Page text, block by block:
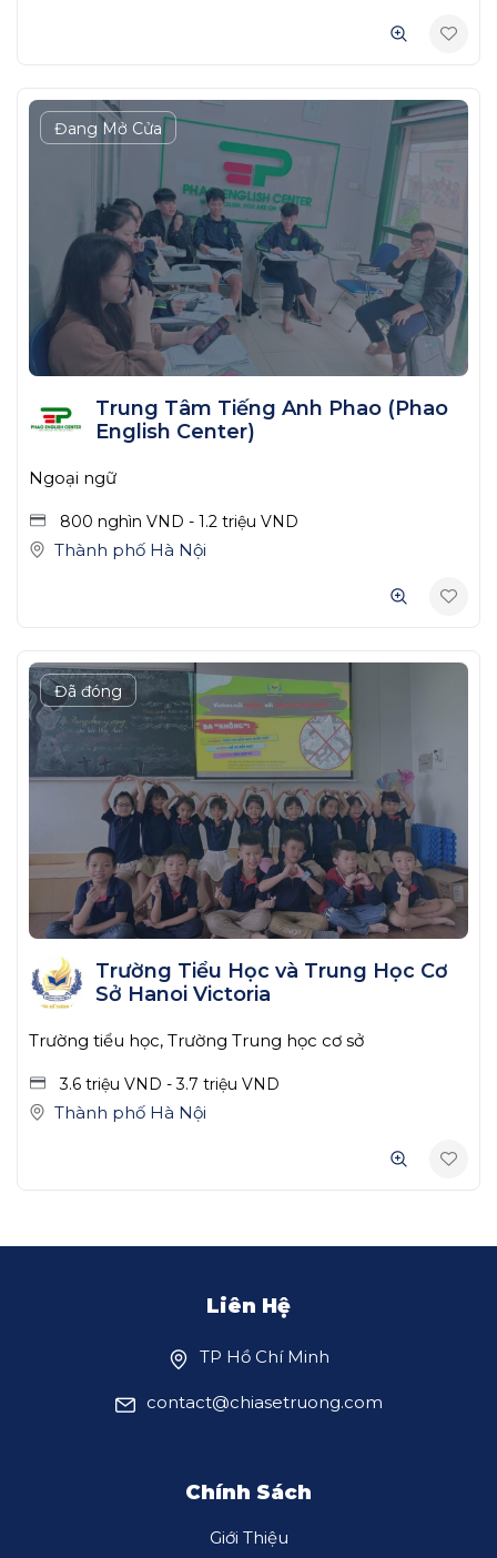
Đang Mở Cửa
Trung Tâm Tiếng Anh Phao (Phao
English Center)
Ngoại ngữ
800 nghìn VND - 1.2 triệu VND
Thành phố Hà Nội
Đã đóng
Trường Tiểu Học và Trung Học Cơ
Sở Hanoi Victoria
Trường tiểu học, Trường Trung học cơ sở
3.6 triệu VND -3.7 triệu VND
Thành phố Hà Nội
Liên Hệ
TP Hồ Chí Minh
contact@chiasetruong.com
Chính Sách
Giới Thiệu